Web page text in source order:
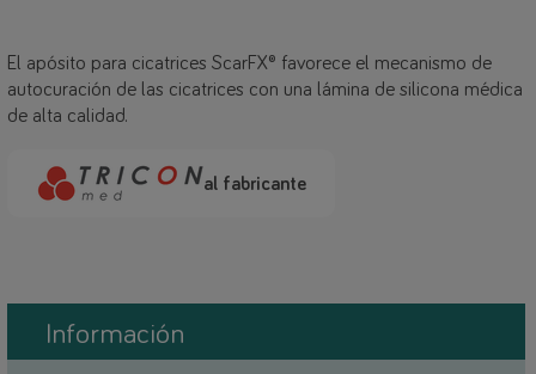
El apósito para cicatrices ScarFX® favorece el mecanismo de
autocuración de las cicatrices con una lámina de silicona médica
de alta calidad.
al fabricante
Información